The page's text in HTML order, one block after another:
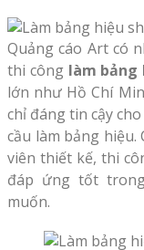
Quảng cáo Art có
thi công làm bảng
lớn như Hồ Chí
chỉ đáng tin cậy
cầu làm bảng
viên thiết kế, thi
đáp ứng tốt
muốn.